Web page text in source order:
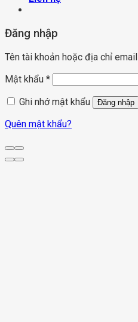
Đăng nhập
Tên tài khoản hoặc địa chỉ email
Mật khẩu *
Ghi nhớ mật khẩu
Đăng nhập
Quên mật khẩu?